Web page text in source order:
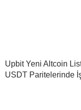
Upbit Yeni Altcoin
USDT Paritelerinde